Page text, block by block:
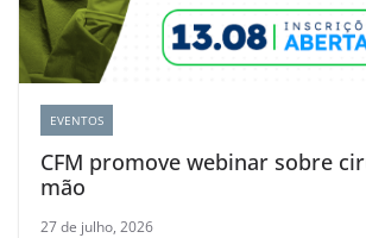
EVENTOS
CFM promove webinar sobre
mão
27 de julho, 2026